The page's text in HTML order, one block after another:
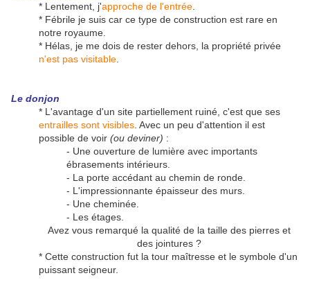
* Lentement, j'approche de l'entrée
* Fébrile je suis car ce type de construction est rare en
notre royaume.
* Hélas, je me dois de rester dehors, la propriété privée
n'est pas visitable
Le donjon
* L'avantage d'un site partiellement ruiné, c'est que ses
entrailles sont visibles . Avec un peu d'attention il est
possible de voir (ou deviner) :
- Une ouverture de lumière avec importants
ébrasements intérieurs.
- La porte accédant au chemin de ronde.
- L'impressionnante épaisseur des murs.
- Une cheminée.
- Les étages.
Avez vous remarqué la qualité de la taille des pierres et
des jointures ?
* Cette construction fut la tour maîtresse et le symbole d'un
puissant seigneur.